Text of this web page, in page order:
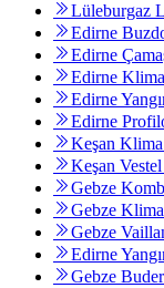
Lüleburgaz
Edirne
Edirne
Edirne
Edirne
Edirne
Keşan
Keşan
Gebze
Gebze
Gebze
Edirne
Gebze